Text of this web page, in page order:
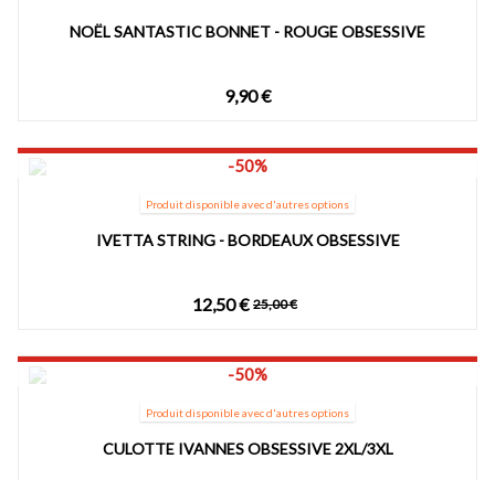
NOËL SANTASTIC BONNET - ROUGE OBSESSIVE
9,90 €
-50%
Produit disponible avec d'autres options
IVETTA STRING - BORDEAUX OBSESSIVE
12,50 € 25,00 €
-50%
Produit disponible avec d'autres options
CULOTTE IVANNES OBSESSIVE 2XL/3XL